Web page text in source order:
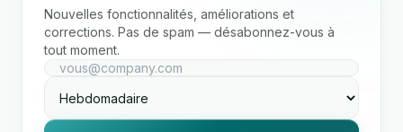
Nouvelles fonctionnalités, améliorations et
corrections. Pas de spam — désabonnez-vous à
tout moment.